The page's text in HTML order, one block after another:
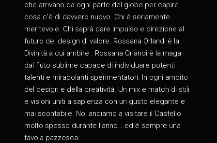
che arrivano da ogni parte del globo per capire
cosa c’è di davvero nuovo. Chi è seriamente
meritevole. Chi saprà dare impulso e direzione al
futuro del design di valore. Rossana Orlandi è la
Divinità a cui ambire . Rossana Orlandi è la maga
dal fiuto sublime capace di individuare potenti
talenti e mirabolanti sperimentatori. In ogni ambito
del design e della creatività. Un mix e match di stili
e visioni uniti a sapienza con un gusto elegante e
mai scontabile. Noi andiamo a visitare il Castello
molto spesso durante l’anno….ed è sempre una
favola pazzesca.